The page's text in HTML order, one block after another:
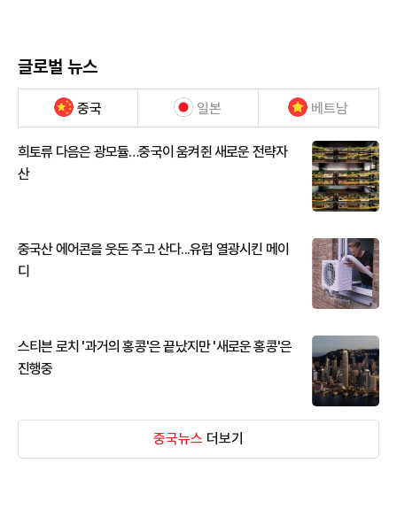
글로벌 뉴스
중국 일본 베트남
희토류 다음은 광모듈…중국이 움켜쥔 새로운 전략자
산
중국산 에어콘을 웃돈 주고 산다...유럽 열광시킨 메이
디
스티븐 로치 '과거의 홍콩'은 끝났지만 '새로운 홍콩'은
진행중
중국뉴스 더보기